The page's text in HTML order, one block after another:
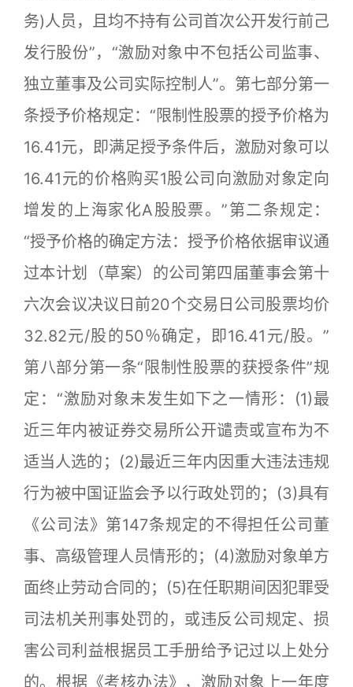
务)人员，且均不持有公司首次公开发行前己
发行股份”，“激励对象中不包括公司监事、
独立董事及公司实际控制人”。第七部分第一
条授予价格规定：“限制性股票的授予价格为
16.41元，即满足授予条件后，激励对象可以
16.41元的价格购买1股公司向激励对象定向
增发的上海家化A股股票。”第二条规定：
“授予价格的确定方法：授予价格依据审议通
过本计划（草案）的公司第四届董事会第十
六次会议决议日前20个交易日公司股票均价
32.82元/股的50％确定，即16.41元/股。”
第八部分第一条“限制性股票的获授条件”规
定：“激励对象未发生如下之一情形：(1)最
近三年内被证券交易所公开谴责或宣布为不
适当人选的；(2)最近三年内因重大违法违规
行为被中国证监会予以行政处罚的；(3)具有
《公司法》第147条规定的不得担任公司董
事、高级管理人员情形的；(4)激励对象单方
面终止劳动合同的；(5)在任职期间因犯罪受
司法机关刑事处罚的，或违反公司规定、损
害公司利益根据员工手册给予记过以上处分
的。根据《考核办法》，激励对象上一年度